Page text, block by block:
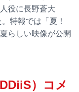
役に長野蒼大
特報では「夏！
らしい映像が公開
）コメ